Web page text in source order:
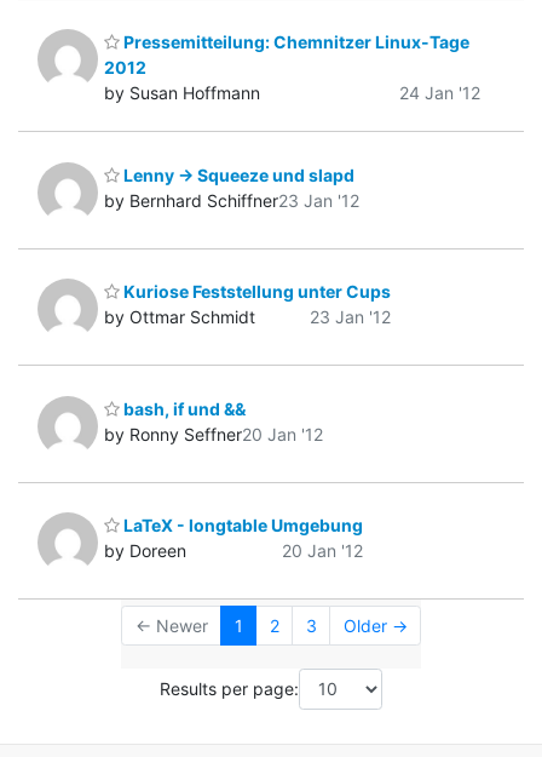
Pressemitteilung: Chemnitzer Linux-Tage
2012
by Susan Hoffmann
24 Jan '12
Lenny -> Squeeze und slapd
by Bernhard Schiffner23 Jan '12
Kuriose Feststellung unter Cups
by Ottmar Schmidt
23 Jan '12
bash, if und &&
by Ronny Seffner20 Jan '12
LaTeX - longtable Umgebung
by Doreen
20 Jan '12
← Newer 1 2 3 Older →
Results per page: